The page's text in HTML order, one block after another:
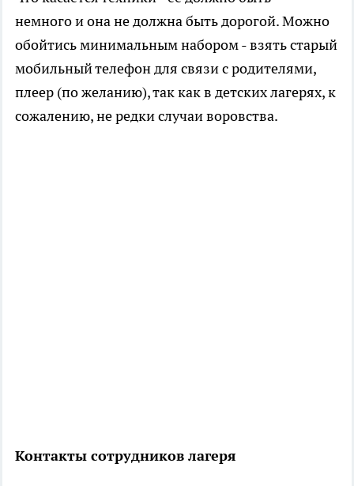
немного и она не должна быть дорогой. Можно
обойтись минимальным набором - взять старый
мобильный телефон для связи с родителями,
плеер (по желанию), так как в детских лагерях, к
сожалению, не редки случаи воровства.
Контакты сотрудников лагеря